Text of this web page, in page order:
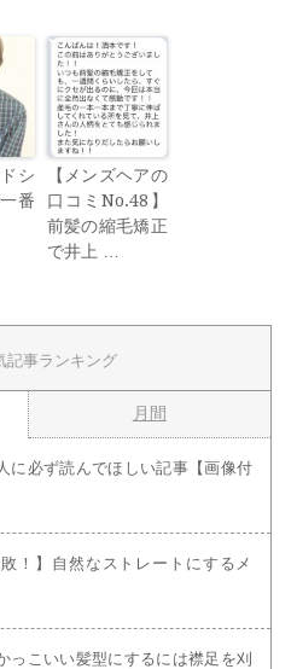
シ
番
【メンズヘアの
口コミNo.48】
前髪の縮毛矯正
で井上 …
記事ランキング
月間
に必ず読んでほしい記事【画像付
！】自然なストレートにするメ
っこいい髪型にするには襟足を刈